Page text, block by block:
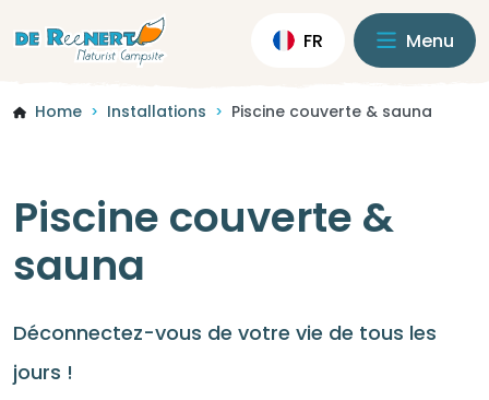
FR Menu
Home > Installations > Piscine couverte & sauna
Piscine couverte &
sauna
Déconnectez-vous de votre vie de tous les
jours !